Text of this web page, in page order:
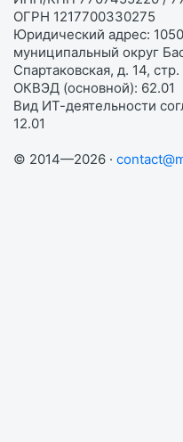
ОГРН 1217700330275
Юридический адрес:
муниципальный округ
Спартаковская, д. 14,
ОКВЭД (основной): 62.01
Вид ИТ-деятельности
12.01
© 2014—2026 ·